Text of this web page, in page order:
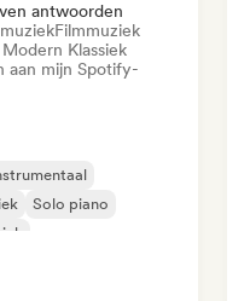
antwoorden
Filmmuziek
Klassiek
aan mijn Spotify-
Solo piano